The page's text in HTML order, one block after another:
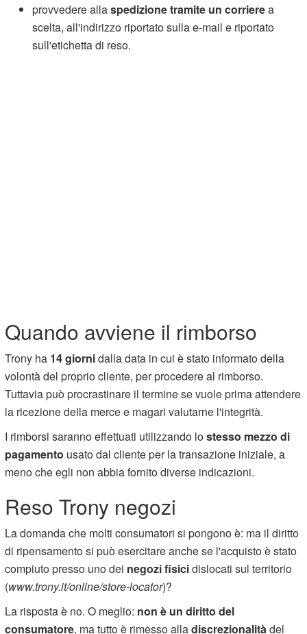
provvedere allaspedizione tramite un corrierea
scelta, all'indirizzo riportato sulla e-mail e riportato
sull'etichetta di reso.
Quando avviene il rimborso
Trony ha 14 giornidalla data in cui è stato informato della
volontà del proprio cliente, per procedere al rimborso.
Tuttavia può procrastinare il termine se vuole prima attendere
la ricezione della merce e magari valutarne l'integrità.
I rimborsi saranno effettuati utilizzando lostesso mezzo di
pagamento usato dal cliente per la transazione iniziale, a
meno che egli non abbia fornito diverse indicazioni.
Reso Trony negozi
La domanda che molti consumatori si pongono è: ma il diritto
di ripensamento si può esercitare anche se l'acquisto è stato
compiuto presso uno dei negozi fisicidislocati sul territorio
(www.trony.it/online/store-locator)?
La risposta è no. O meglio: non è un diritto del
consumatore, ma tutto è rimesso alladiscrezionalità del